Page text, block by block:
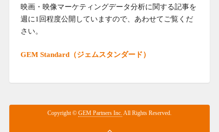
映画・映像マーケティングデータ分析に関する記事を
週に1回程度公開していますので、あわせてご覧くだ
さい。
GEM Standard（ジェムスタンダード）
Copyright © GEM Partners Inc. All Rights Reserved.